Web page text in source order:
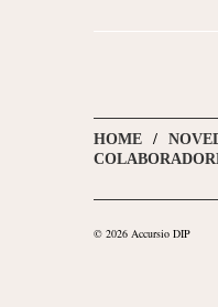
HOME
© 2026 Accursio DIP